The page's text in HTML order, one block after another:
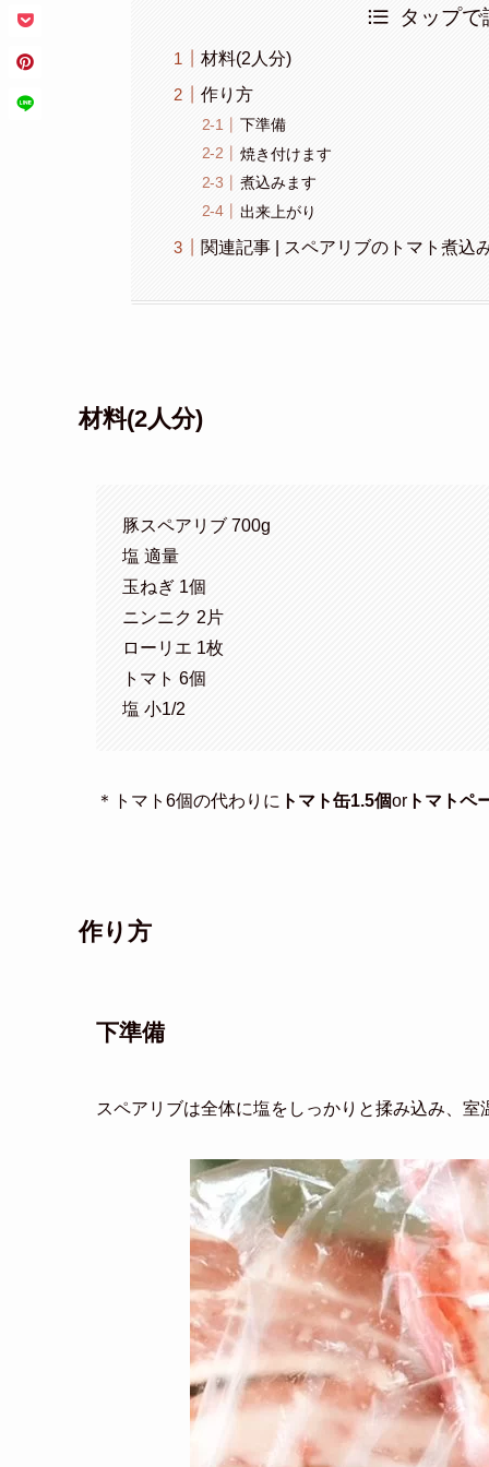
タップ
材料(2人分)
作り方
下準備
焼き付けます
煮込みます
出来上がり
関連記事 | スペアリブのトマト煮込
材料(2人分)
豚スペアリブ 700g
塩 適量
玉ねぎ 1個
ニンニク 2片
ローリエ 1枚
トマト 6個
塩 小1/2
＊トマト6個の代わりに トマト缶1.5個or トマトペ
作り方
下準備
スペアリブは全体に塩をしっかりと揉み込み、室